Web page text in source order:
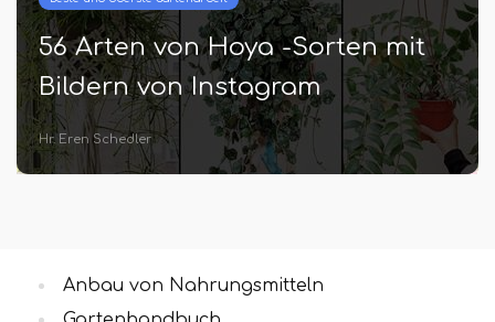
56 Arten von Hoya -Sorten mit
Bildern von Instagram
Hr. Eren Schedler
Anbau von Nahrungsmitteln